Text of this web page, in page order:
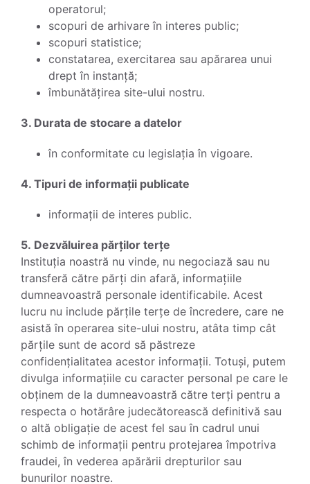
operatorul;
scopuri de arhivare în interes public;
scopuri statistice;
constatarea, exercitarea sau apărarea unui
drept în instanță;
îmbunătățirea site-ului nostru.
3. Durata de stocare a datelor
în conformitate cu legislația în vigoare.
4. Tipuri de informații publicate
informații de interes public.
5. Dezvăluirea părților terțe
Instituția noastră nu vinde, nu negociază sau nu
transferă către părți din afară, informațiile
dumneavoastră personale identificabile. Acest
lucru nu include părțile terțe de încredere, care ne
asistă în operarea site-ului nostru, atâta timp cât
părțile sunt de acord să păstreze
confidențialitatea acestor informații. Totuși, putem
divulga informațiile cu caracter personal pe care le
obținem de la dumneavoastră către terți pentru a
respecta o hotărâre judecătorească definitivă sau
o altă obligație de acest fel sau în cadrul unui
schimb de informații pentru protejarea împotriva
fraudei, în vederea apărării drepturilor sau
bunurilor noastre.